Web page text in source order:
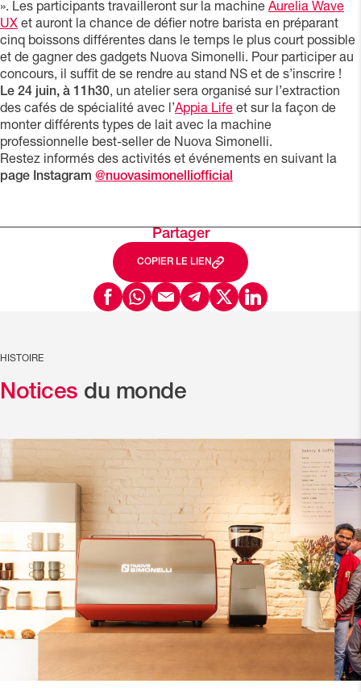
». Les participants travailleront sur la machine Aurelia Wave
UX et auront la chance de défier notre barista en préparant
cinq boissons différentes dans le temps le plus court possible
et de gagner des gadgets Nuova Simonelli. Pour participer au
concours, il suffit de se rendre au stand NS et de s’inscrire !
Le 24 juin, à 11h30, un atelier sera organisé sur l’extraction
des cafés de spécialité avec l’Appia Life et sur la façon de
monter différents types de lait avec la machine
professionnelle best-seller de Nuova Simonelli.
Restez informés des activités et événements en suivant la
page Instagram @nuovasimonelliofficial
Partager
COPIER LE LIEN
HISTOIRE
Notices du monde